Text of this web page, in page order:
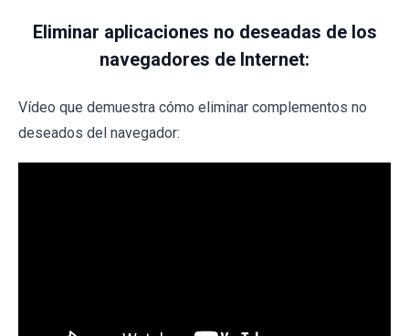
Eliminar aplicaciones no deseadas de los
navegadores de Internet:
Vídeo que demuestra cómo eliminar complementos no
deseados del navegador: